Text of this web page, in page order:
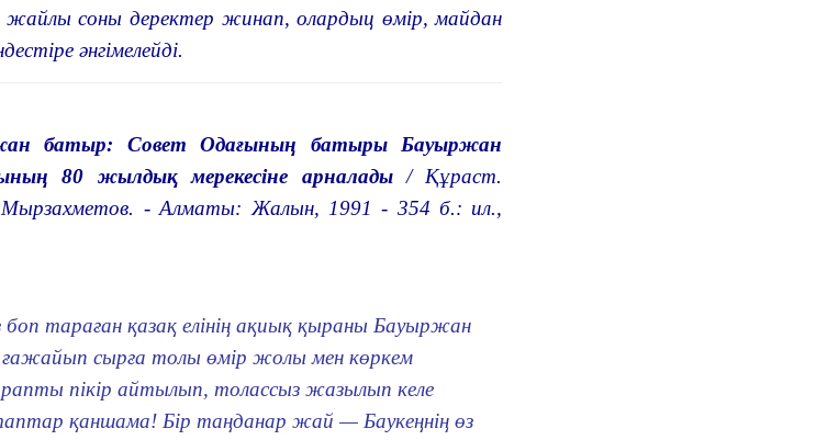
соны деректер жинап, олардыц өмір, майдан
әнгімелейді.
батыр: Совет Одағының батыры Бауыржан
80 жылдық мерекесіне арналады/ Құраст.
- Алматы: Жалын, 1991 - 354 б.: ил.,
тараған қазақ елінің ақиық қыраны Бауыржан
сырға толы өмір жолы мен көркем
пікір айтылып, толассыз жазылып келе
қаншама! Бір таңданар жай — Баукеңнің өз